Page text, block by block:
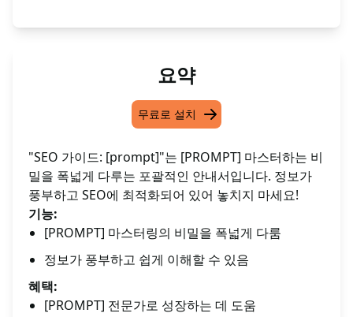
요약
무료로 설치
"SEO 가이드: [prompt]"는 [PROMPT] 마스터하는 비
밀을 폭넓게 다루는 포괄적인 안내서입니다. 정보가
풍부하고 SEO에 최적화되어 있어 놓치지 마세요!
기능:
[PROMPT] 마스터링의 비밀을 폭넓게 다룸
정보가 풍부하고 쉽게 이해할 수 있음
혜택:
[PROMPT] 전문가로 성장하는 데 도움